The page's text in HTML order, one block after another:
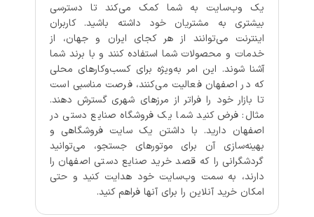
یک وب‌سایت به شما کمک می‌کند تا دسترسی
بیشتری به مشتریان خود داشته باشید. کاربران
اینترنت می‌توانند از هر کجای ایران و جهان، از
خدمات و محصولات شما استفاده کنند و با برند شما
آشنا شوند. این امر به‌ویژه برای کسب‌وکارهای محلی
که در اصفهان فعالیت می‌کنند، فرصت مناسبی است
تا بازار خود را فراتر از مرزهای شهری گسترش دهند.
مثال: فرض کنید شما یک فروشگاه صنایع دستی در
اصفهان دارید. با داشتن یک سایت فروشگاهی و
بهینه‌سازی آن برای موتورهای جستجو، می‌توانید
گردشگرانی را که قصد خرید صنایع دستی اصفهان را
دارند، به سمت وب‌سایت خود هدایت کنید و حتی
امکان خرید آنلاین را برای آنها فراهم کنید.